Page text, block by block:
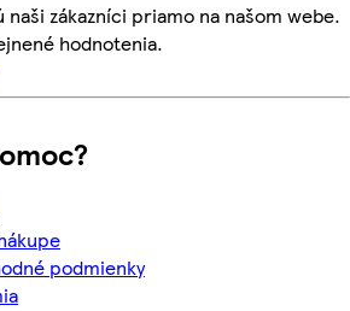
zákazníci priamo na našom webe.
hodnotenia.
podmienky